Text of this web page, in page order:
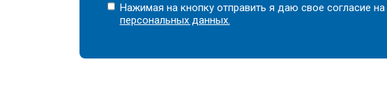
Нажимая на кнопку отправить я даю свое согласие
персональных данных.